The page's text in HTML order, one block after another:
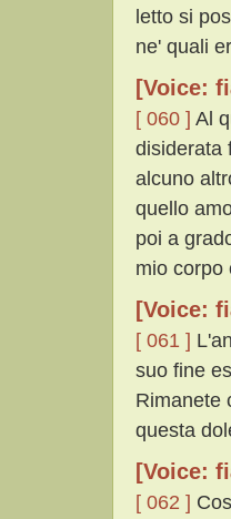
letto si
ne' quali
[Voice:
[ 060 ] Al
disiderata
alcuno
quello
poi a
mio corpo
[Voice:
[ 061 ]
suo fine
Rimanete
questa
[Voice:
[ 062 ]